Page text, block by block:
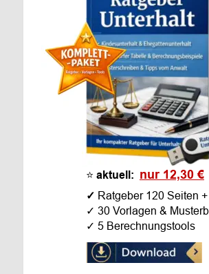
⭐ aktuell: nur 12,30 €
✓ Ratgeber 120 Seiten +
✓ 30 Vorlagen &
✓ 5 Berechnungstools